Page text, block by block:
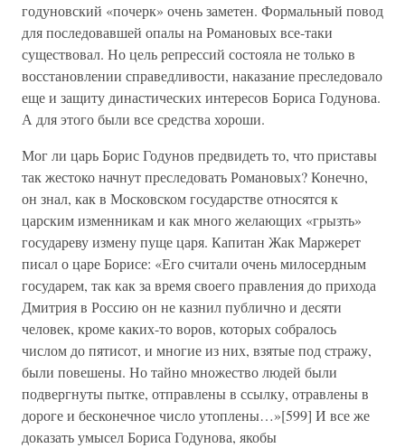
годуновский «почерк» очень заметен. Формальный повод
для последовавшей опалы на Романовых все-таки
существовал. Но цель репрессий состояла не только в
восстановлении справедливости, наказание преследовало
еще и защиту династических интересов Бориса Годунова.
А для этого были все средства хороши.
Мог ли царь Борис Годунов предвидеть то, что приставы
так жестоко начнут преследовать Романовых? Конечно,
он знал, как в Московском государстве относятся к
царским изменникам и как много желающих «грызть»
государеву измену пуще царя. Капитан Жак Маржерет
писал о царе Борисе: «Его считали очень милосердным
государем, так как за время своего правления до прихода
Дмитрия в Россию он не казнил публично и десяти
человек, кроме каких-то воров, которых собралось
числом до пятисот, и многие из них, взятые под стражу,
были повешены. Но тайно множество людей были
подвергнуты пытке, отправлены в ссылку, отравлены в
дороге и бесконечное число утоплены…»[599] И все же
доказать умысел Бориса Годунова, якобы